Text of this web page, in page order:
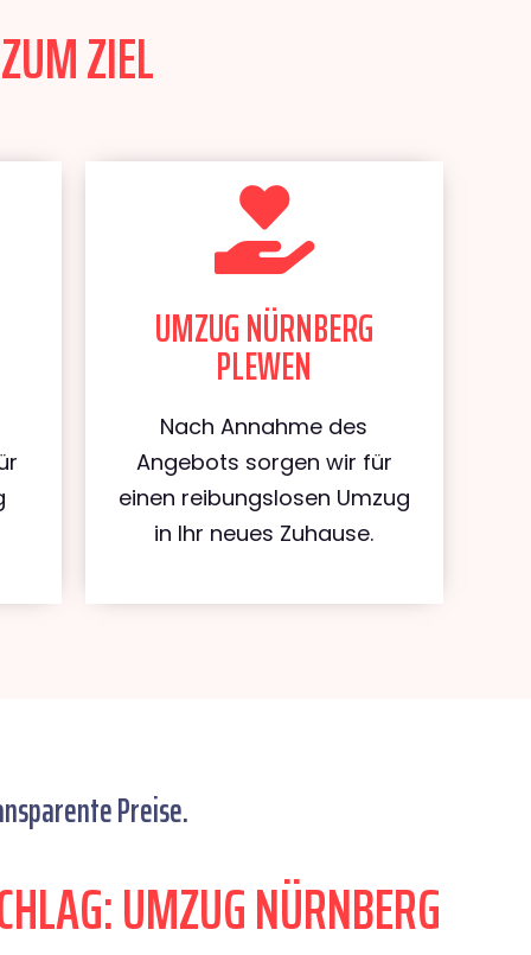
ZIEL
UMZUG NÜRNBERG
PLEWEN
Nach Annahme des
Angebots sorgen wir für
einen reibungslosen Umzug
in Ihr neues Zuhause.
Preise.
UMZUG NÜRNBERG